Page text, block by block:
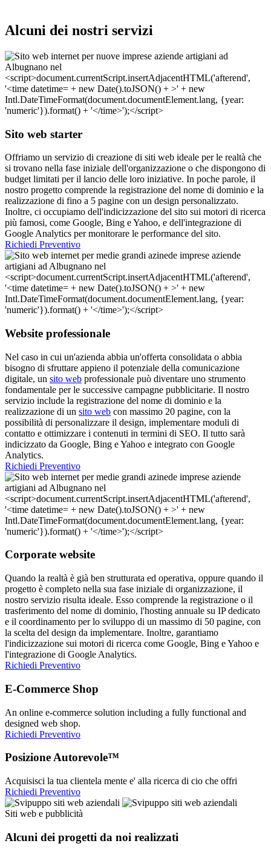
Alcuni dei nostri servizi
Sito web starter
Offriamo un servizio di creazione di siti web ideale per le realtà che
si trovano nella fase iniziale dell'organizzazione o che dispongono di
budget limitati per il lancio delle loro iniziative. In poche parole, il
nostro progetto comprende la registrazione del nome di dominio e la
realizzazione di fino a 5 pagine con un design personalizzato.
Inoltre, ci occupiamo dell'indicizzazione del sito sui motori di ricerca
più famosi, come Google, Bing e Yahoo, e dell'integrazione di
Google Analytics per monitorare le performance del sito.
Richiedi Preventivo
Website professionale
Nel caso in cui un'azienda abbia un'offerta consolidata o abbia
bisogno di sfruttare appieno il potenziale della comunicazione
digitale, un sito web professionale può diventare uno strumento
fondamentale per le successive campagne pubblicitarie. Il nostro
servizio include la registrazione del nome di dominio e la
realizzazione di un sito web con massimo 20 pagine, con la
possibilità di personalizzare il design, implementare moduli di
contatto e ottimizzare i contenuti in termini di SEO. Il tutto sarà
indicizzato da Google, Bing e Yahoo e integrato con Google
Analytics.
Richiedi Preventivo
Corporate website
Quando la realtà è già ben strutturata ed operativa, oppure quando il
progetto è completo nella sua fase iniziale di organizzazione, il
nostro servizio risulta ideale. Esso comprende la registrazione o il
trasferimento del nome di dominio, l'hosting annuale su IP dedicato
e il coordinamento per lo sviluppo di un massimo di 50 pagine, con
la scelta del design da implementare. Inoltre, garantiamo
l'indicizzazione sui motori di ricerca come Google, Bing e Yahoo e
l'integrazione di Google Analytics.
Richiedi Preventivo
E-Commerce Shop
An online e-commerce solution including a fully functional and
designed web shop.
Richiedi Preventivo
Posizione Autorevole™
Acquisisci la tua clientela mente e' alla ricerca di cio che offri
Richiedi Preventivo
Siti web e pubblicità
Alcuni dei progetti da noi realizzati